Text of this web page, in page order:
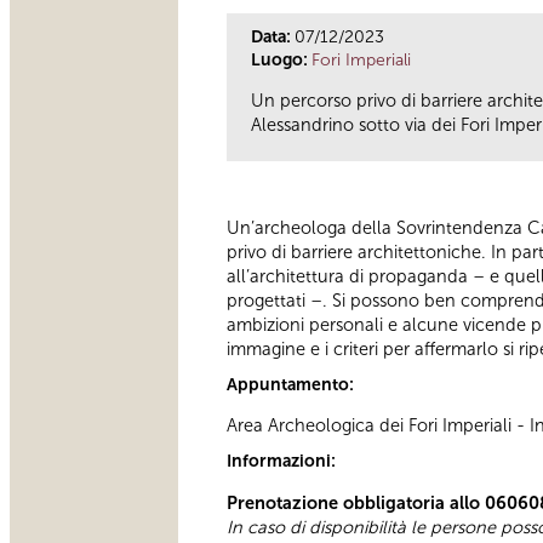
Data: 07/12/2023
Luogo: Fori Imperiali
Un percorso privo di barriere
Alessandrino sotto via dei Fori
Un’archeologa della Sovrintendenza
privo di barriere architettoniche. In
all’architettura di propaganda – e
progettati –. Si possono ben
ambizioni personali e alcune vicende
immagine e i criteri per affermarlo si
Appuntamento:
Area Archeologica dei Fori Imperiali -
Informazioni:
Prenotazione obbligatoria allo
In caso di disponibilità le persone